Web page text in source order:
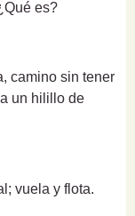
es?
camino sin tener
un hilillo de
vuela y flota.